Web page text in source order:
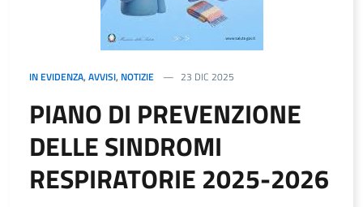
IN EVIDENZA, AVVISI, NOTIZIE 23 DIC 2025
PIANO DI PREVENZIONE
DELLE SINDROMI
RESPIRATORIE 2025-2026